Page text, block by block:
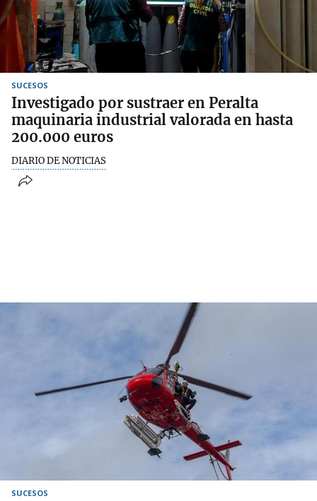
SUCESOS
Investigado por sustraer en Peralta
maquinaria industrial valorada en hasta
200.000 euros
DIARIO DE NOTICIAS
SUCESOS